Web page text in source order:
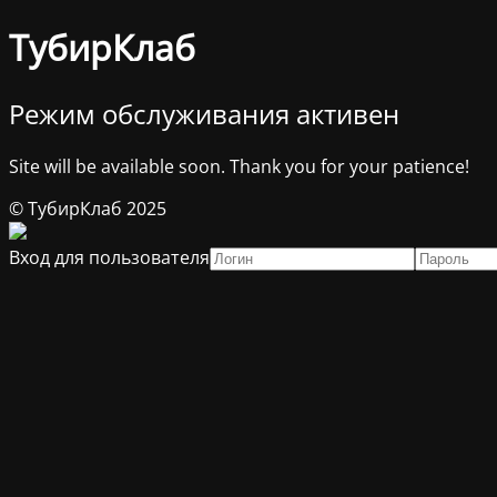
ТубирКлаб
Режим обслуживания активен
Site will be available soon. Thank you for your patience!
© ТубирКлаб 2025
Вход для пользователя